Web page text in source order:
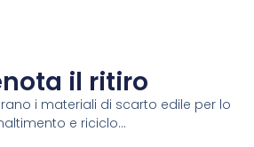
il ritiro
i materiali di scarto edile per lo
e riciclo...